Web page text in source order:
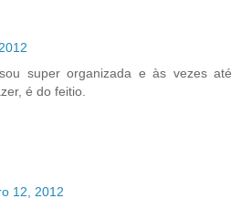
super organizada e às vezes até
é do feitio.
12, 2012